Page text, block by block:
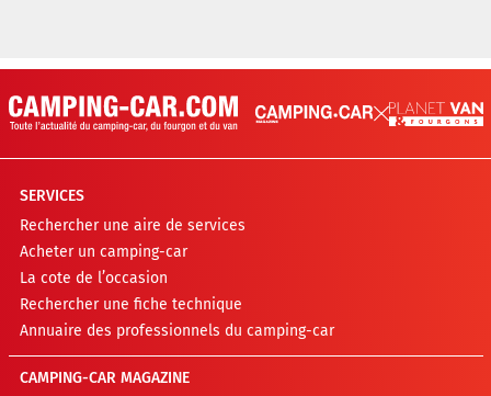
SERVICES
Rechercher une aire de services
Acheter un camping-car
La cote de l’occasion
Rechercher une fiche technique
Annuaire des professionnels du camping-car
CAMPING-CAR MAGAZINE